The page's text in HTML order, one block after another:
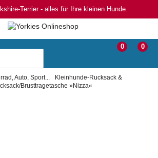
Terrier - alles für Ihre kleinen Hunde.
0
0
Auto, Sport...
Kleinhunde-Rucksack &
Brusttragetasche »Nizza«